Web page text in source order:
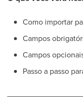
Como importar
Campos
Campos
Passo a passo